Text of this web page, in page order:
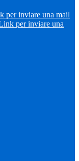
per inviare una mail
per inviare una